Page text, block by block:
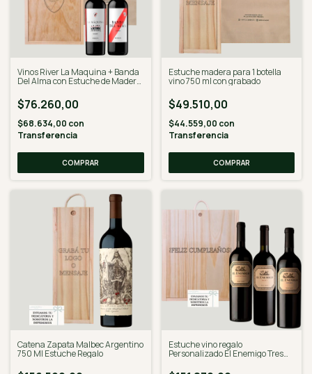
Vinos River La Maquina + Banda
Del Alma con Estuche de Madera
$76.260,00
$68.634,00 con
Transferencia
COMPRAR
Estuche madera para 1 botella
vino 750 ml con grabado
$49.510,00
$44.559,00 con
Transferencia
COMPRAR
Catena Zapata Malbec Argentino
750 Ml Estuche Regalo
Estuche vino regalo
Personalizado El Enemigo Tres